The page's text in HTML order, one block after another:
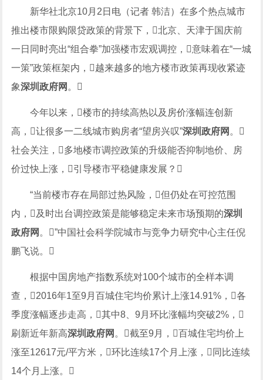
新华社北京10月2日电（记者 韩洁）在多个热点城市
推出楼市限购限贷政策的背景下，北京、天津于国庆前
一日同时亮出“组合拳”加强楼市宏观调控，意味着在“一城
一策”政策框架内，越来越多的地方楼市政策再现收紧迹
象深圳政府网 。
今年以来，楼市的持续高热以及房价涨幅连创新
高，让很多一二线城市购房者“望房兴叹”深圳政府网 。
社会关注，多地楼市调控政策的升级能否抑制地价、房
价过快上涨，引导楼市平稳健康发展？
“当前楼市存在局部过热风险，但仍处在可控范围
内，及时出台调控政策是能够稳定未来市场预期的深圳
政府网 。”中国社会科学院城市与竞争力研究中心主任倪
鹏飞说。
根据中国房地产指数系统对100个城市的全样本调
查，2016年1至9月百城住宅均价累计上涨14.91%，各
季度涨幅逐步走高，其中8、9月环比涨幅均突破2%，
刷新近年新高深圳政府网 。截至9月，百城住宅均价上
涨至12617元/平方米，环比连续17个月上涨，同比连续
14个月上涨。